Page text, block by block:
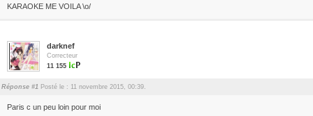
KARAOKE ME VOILA \o/
darknef
Correcteur
11 155
Réponse #1 Posté le : 11 novembre 2015, 00:39.
Paris c un peu loin pour moi